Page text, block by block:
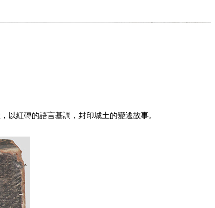
紅磚的語言基調，封印城土的變遷故事。